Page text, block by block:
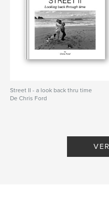
Street II - a look back thru time
De Chris Ford